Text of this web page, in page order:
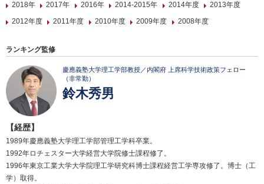
2018年
2017年 2016年 2014-2015年 2014年度
2013年度
2012年度
2011年度 2010年度 2009年度 2008年度
ランキング監修
慶應義塾大学理工学部教授／内閣府 上席科学技術政策フェロー
（非常勤）
鈴木秀男
【経歴】
1989年慶應義塾大学理工学部管理工学科卒業。
1992年ロチェスター大学経営大学院修士課程修了。
1996年東京工業大学大学院理工学研究科博士課程経営工学専攻修了。博士（工
学）取得。